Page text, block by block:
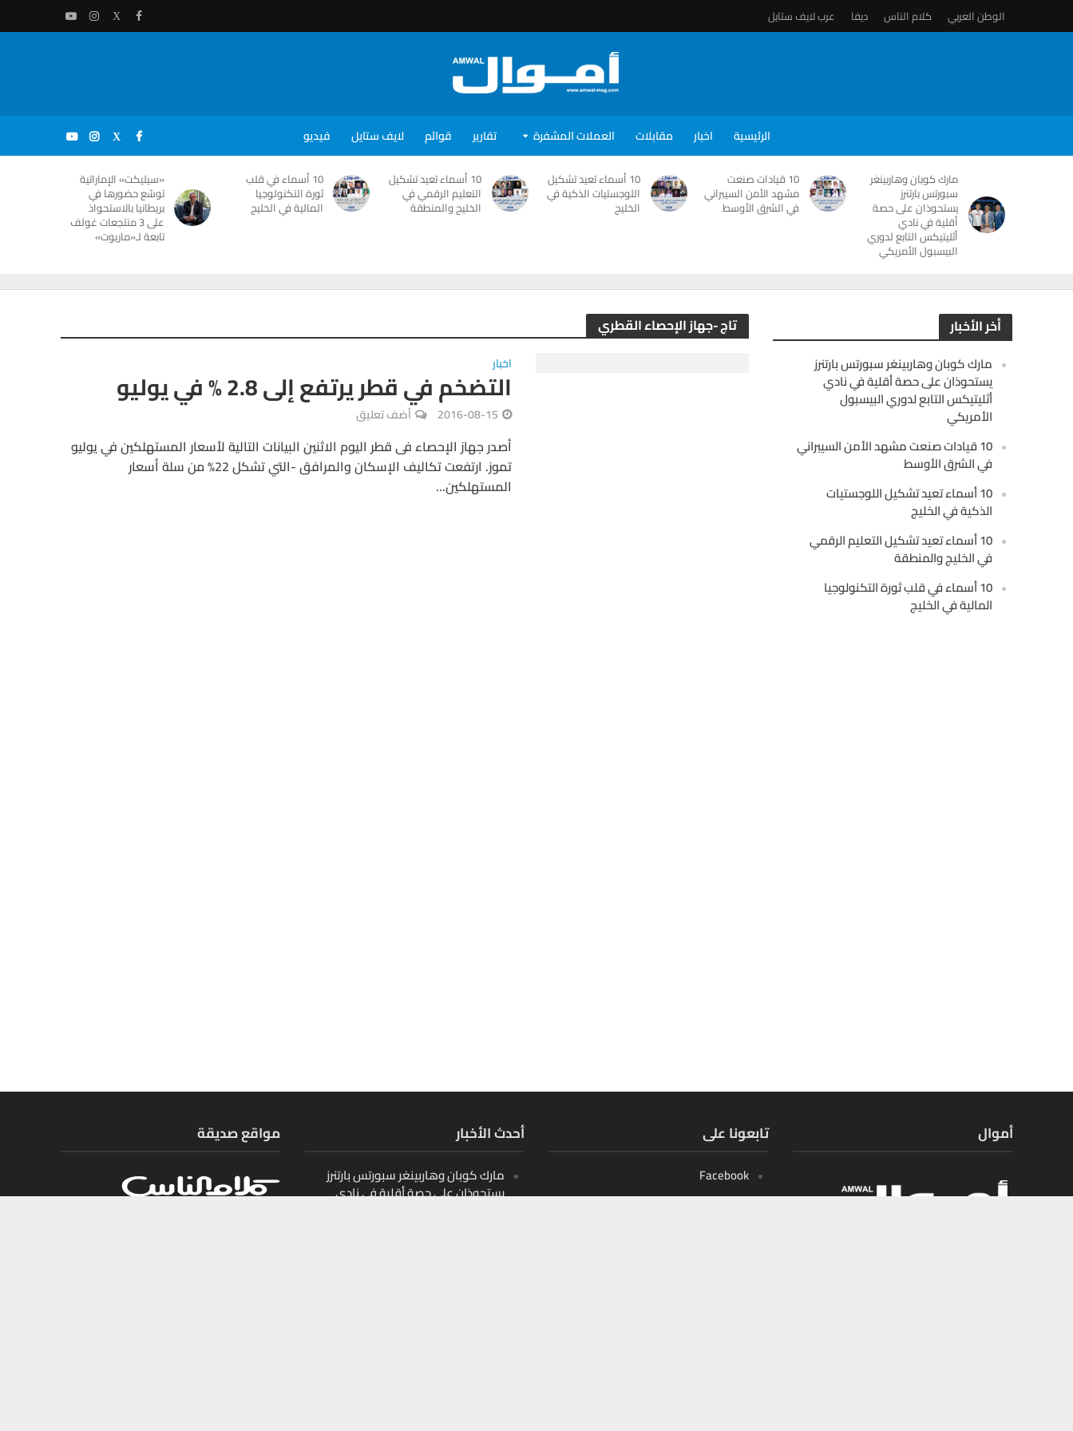
الوطن العربي كلام الناس ديفا عرب لايف ستايل
الرئيسية اخبار مقابلات العملات المشفرة تقارير قوائم لايف ستايل فيديو
مارك كوبان وهاربينغر
سبورتس بارتنرز
يستحوذان على حصة
أقلية في نادي
أثليتيكس التابع لدوري
البيسبول الأمريكي
10 قيادات صنعت
مشهد الأمن السيبراني
في الشرق الأوسط
10 أسماء تعيد تشكيل
اللوجستيات الذكية في
الخليج
10 أسماء تعيد تشكيل
التعليم الرقمي في
الخليج والمنطقة
10 أسماء في قلب
ثورة التكنولوجيا
المالية في الخليج
«سيليكت» الإماراتية
توسّع حضورها في
بريطانيا بالاستحواذ
على 3 منتجعات غولف
تابعة لـ«ماريوت»
تاج -جهاز الإحصاء القطري
اخبار
التضخم في قطر يرتفع إلى 2.8 % في يوليو
2016-08-15 أضف تعليق
أصدر جهاز الإحصاء فى قطر اليوم الاثنين البيانات التالية لأسعار المستهلكين في يوليو
تموز. ارتفعت تكاليف الإسكان والمرافق -التي تشكل 22% من سلة أسعار
المستهلكين...
أخر الأخبار
مارك كوبان وهاربينغر سبورتس بارتنرز
يستحوذان على حصة أقلية في نادي
أثليتيكس التابع لدوري البيسبول
الأمريكي
10 قيادات صنعت مشهد الأمن السيبراني
في الشرق الأوسط
10 أسماء تعيد تشكيل اللوجستيات
الذكية في الخليج
10 أسماء تعيد تشكيل التعليم الرقمي
في الخليج والمنطقة
10 أسماء في قلب ثورة التكنولوجيا
المالية في الخليج
مواقع صديقة أحدث الأخبار
مارك كوبان وهاربينغر سبورتس بارتنرز
يستحوذان على حصة أقلية في نادي
تابعونا على
Facebook
أموال